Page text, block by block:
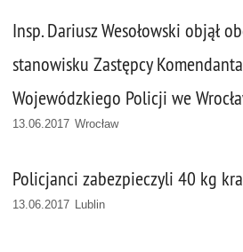
Insp. Dariusz Wesołowski objął
stanowisku Zastępcy Komendanta
Wojewódzkiego Policji we
13.06.2017 Wrocław
Policjanci zabezpieczyli 40 kg
13.06.2017 Lublin